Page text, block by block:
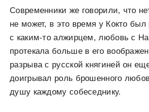
Современники же говорили, что
не может, в это время у Кокто был
с каким-то алжирцем, любовь с
протекала больше в его
разрыва с русской княгиней он
доигрывал роль брошенного
душу каждому собеседнику.